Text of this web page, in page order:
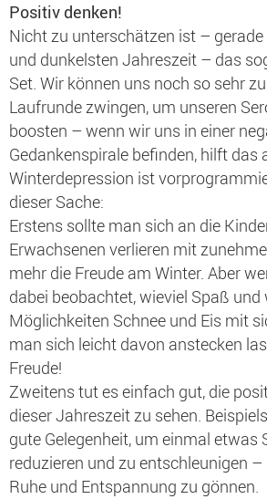
Positiv denken!
Nicht zu unterschätzen ist –
und dunkelsten Jahreszeit – das
Set. Wir können uns noch so sehr
Laufrunde zwingen, um unseren
boosten – wenn wir uns in einer
Gedankenspirale befinden, hilft das
Winterdepression ist
dieser Sache:
Erstens sollte man sich an die
Erwachsenen verlieren mit
mehr die Freude am Winter. Aber
dabei beobachtet, wieviel Spaß und
Möglichkeiten Schnee und Eis mit
man sich leicht davon anstecken
Freude!
Zweitens tut es einfach gut, die
dieser Jahreszeit zu sehen.
gute Gelegenheit, um einmal etwas
reduzieren und zu entschleunigen
Ruhe und Entspannung zu gönnen.